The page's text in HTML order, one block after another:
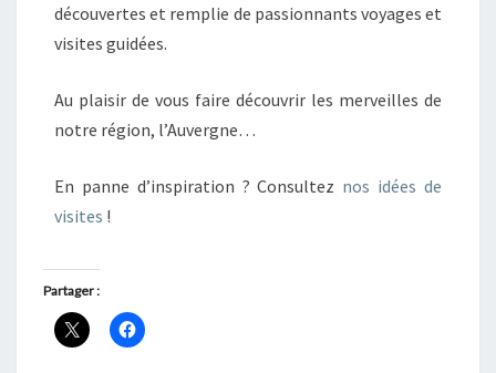
découvertes et remplie de passionnants voyages et
visites guidées.
Au plaisir de vous faire découvrir les merveilles de
notre région, l’Auvergne…
En panne d’inspiration ? Consultez nos idées de
visites !
Partager :